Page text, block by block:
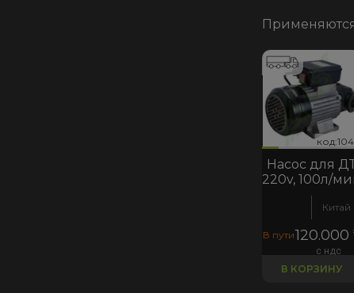
Применяются
Насос для
220v, 100л/
Китай
В пути120.000
с ндс
В КОРЗИНУ